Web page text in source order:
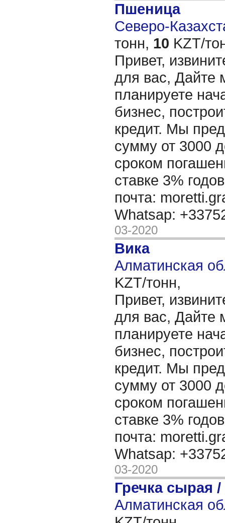
Пшеница
Северо-
тонн, 10 KZT/
Привет,
для вас, Дайте
планируете
бизнес,
кредит. Мы
сумму от 3000
сроком
ставке 3%
почта:
Whatsap:
03-2020
Вика
Алматинская
KZT/тонн,
Привет,
для вас, Дайте
планируете
бизнес,
кредит. Мы
сумму от 3000
сроком
ставке 3%
почта:
Whatsap:
03-2020
Гречка сырая /
Алматинская